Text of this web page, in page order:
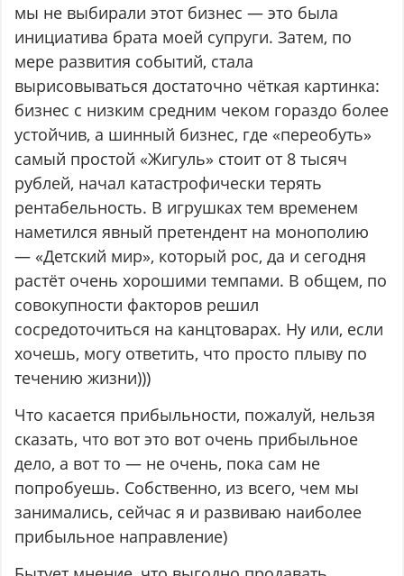
мы не выбирали этот бизнес — это была
инициатива брата моей супруги. Затем, по
мере развития событий, стала
вырисовываться достаточно чёткая картинка:
бизнес с низким средним чеком гораздо более
устойчив, а шинный бизнес, где «переобуть»
самый простой «Жигуль» стоит от 8 тысяч
рублей, начал катастрофически терять
рентабельность. В игрушках тем временем
наметился явный претендент на монополию
— «Детский мир», который рос, да и сегодня
растёт очень хорошими темпами. В общем, по
совокупности факторов решил
сосредоточиться на канцтоварах. Ну или, если
хочешь, могу ответить, что просто плыву по
течению жизни)))
Что касается прибыльности, пожалуй, нельзя
сказать, что вот это вот очень прибыльное
дело, а вот то — не очень, пока сам не
попробуешь. Собственно, из всего, чем мы
занимались, сейчас я и развиваю наиболее
прибыльное направление)